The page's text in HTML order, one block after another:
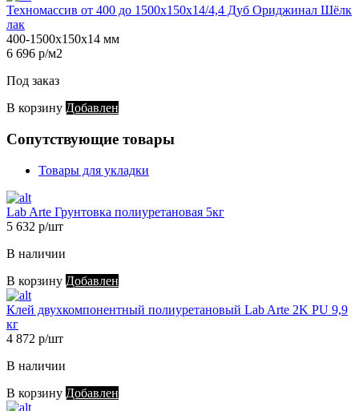
Техномассив от 400 до 1500х150х14/4,4 Дуб Ориджинал Шёлк
лак
400-1500х150х14 мм
6 696 р/м2
Под заказ
В корзину Добавлен
Сопутствующие товары
Товары для укладки
Lab Arte Грунтовка полиуретановая 5кг
5 632 р/шт
В наличии
В корзину Добавлен
Клей двухкомпонентный полиуретановый Lab Arte 2K PU 9,9
кг
4 872 р/шт
В наличии
В корзину Добавлен